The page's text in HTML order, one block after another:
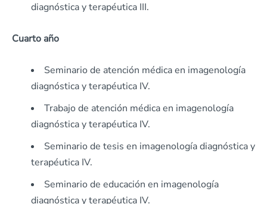
diagnóstica y terapéutica III.
Cuarto año
Seminario de atención médica en imagenología
diagnóstica y terapéutica IV.
Trabajo de atención médica en imagenología
diagnóstica y terapéutica IV.
Seminario de tesis en imagenología diagnóstica y
terapéutica IV.
Seminario de educación en imagenología
diagnóstica y terapéutica IV.